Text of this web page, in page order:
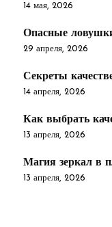
14 мая, 2026
Опасные
29 апреля, 2026
Секреты
14 апреля, 2026
Как выбрать
13 апреля, 2026
Магия зеркал в
13 апреля, 2026